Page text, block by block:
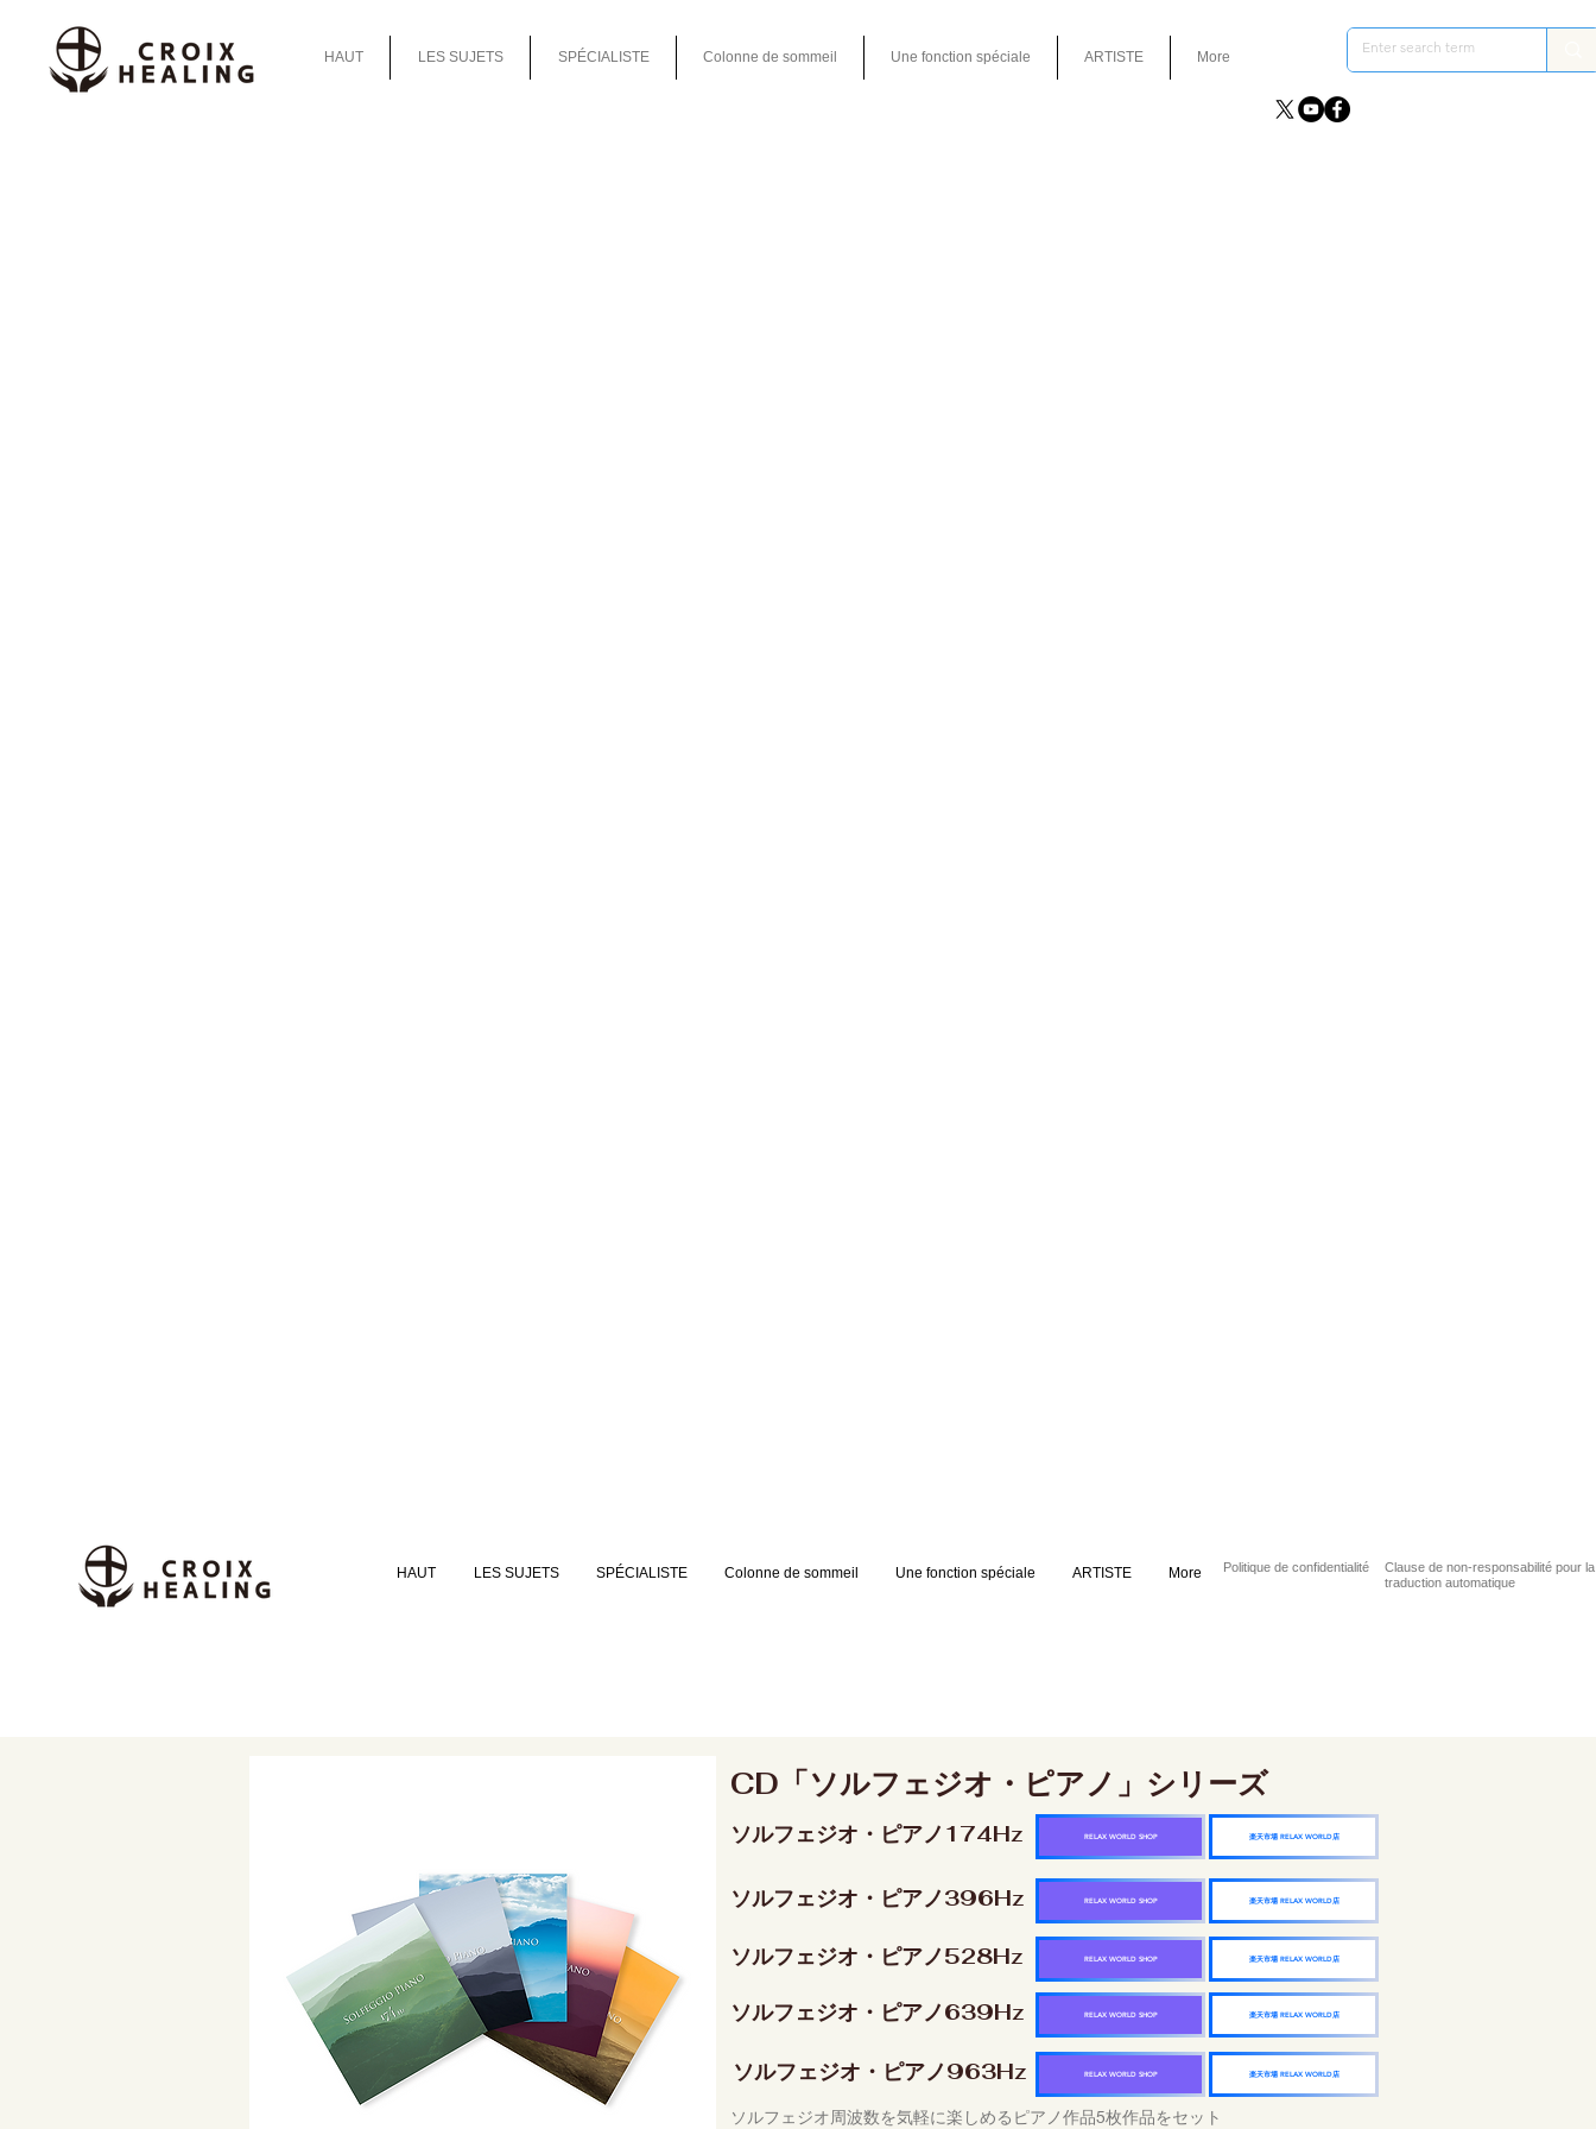
HAUT LES SUJETS SPÉCIALISTE Colonne de sommeil Une fonction spéciale ARTISTE More
HAUT LES SUJETS SPÉCIALISTE Colonne de sommeil Une fonction spéciale ARTISTE More Politique de confidentialité
Clause de non-responsabilité pour la
traduction automatique
CD「ソルフェジオ・ピアノ」シリーズ
ソルフェジオ・ピアノ174Hz 楽天市場 RELAX WORLD店
RELAX WORLD SHOP
ソルフェジオ・ピアノ396Hz 楽天市場 RELAX WORLD店
RELAX WORLD SHOP
ソルフェジオ・ピアノ528Hz 楽天市場 RELAX WORLD店
RELAX WORLD SHOP
ソルフェジオ・ピアノ639Hz 楽天市場 RELAX WORLD店
RELAX WORLD SHOP
ソルフェジオ・ピアノ963Hz 楽天市場 RELAX WORLD店
RELAX WORLD SHOP
ソルフェジオ周波数を気軽に楽しめるピアノ作品5枚作品をセット